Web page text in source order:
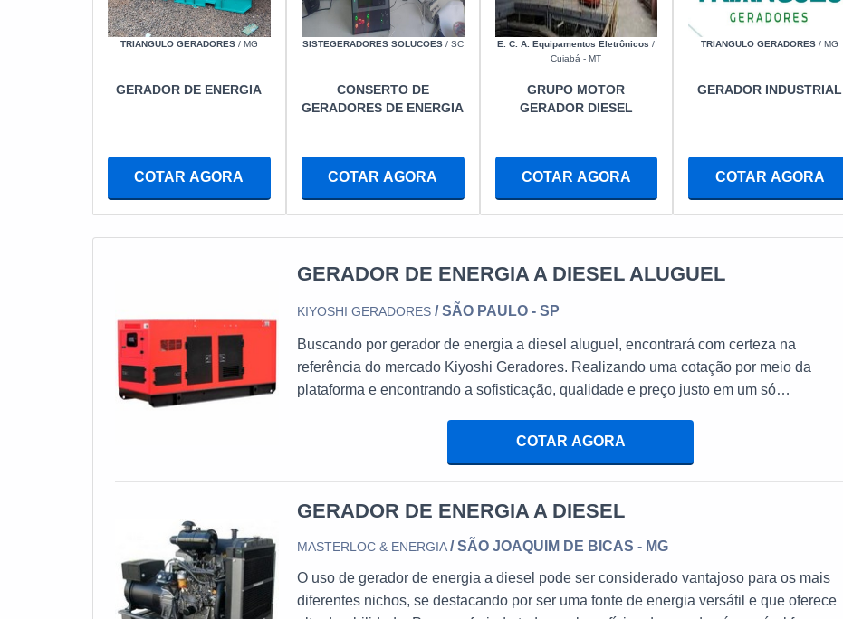
TRIANGULO GERADORES/ MG
GERADOR DE ENERGIA
COTAR AGORA
SISTEGERADORES SOLUCOES/ SC
CONSERTO DE
GERADORES DE ENERGIA
COTAR AGORA
E. C. A. Equipamentos Eletrônicos /
Cuiabá - MT
GRUPO MOTOR
GERADOR DIESEL
COTAR AGORA
TRIANGULO GERADORES / MG
GERADOR INDUSTRIAL
COTAR AGORA
GERADOR DE ENERGIA A DIESEL ALUGUEL
KIYOSHI GERADORES/ SÃO PAULO - SP
Buscando por gerador de energia a diesel aluguel, encontrará com certeza na
referência do mercado Kiyoshi Geradores. Realizando uma cotação por meio da
plataforma e encontrando a sofisticação, qualidade e preço justo em um só
está à procura de companhia de gerador de energia a diesel segura, acha a Kiyoshi
e ART (Atestado de Responsabilidade Técnica), garantindo o que há de melhor na
atualidade.Ainda tratando-se de gerador de energia a diesel aluguel, deve-se
eficiência, detalhes que passam despercebidos e podem gerar prejuízo futuros para
os clientes.Além disso, é de suma importância realizar uma pesquisa minuciosa
sobre a empresa a ser contratada, de modo a evitar possíveis prejuízos financeiros e
danos materiais. Assim, é possível assegurar responsabilidade e
COTAR AGORA
GERADOR DE ENERGIA A DIESEL
MASTERLOC & ENERGIA/ SÃO JOAQUIM DE BICAS - MG
O uso de gerador de energia a diesel pode ser considerado vantajoso para os mais
diferentes nichos, se destacando por ser uma fonte de energia versátil e que oferece